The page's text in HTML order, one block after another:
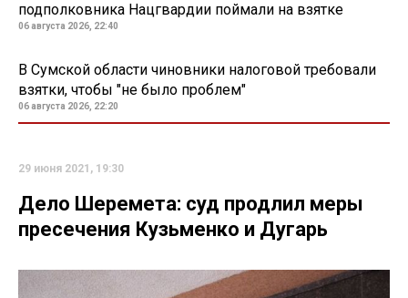
подполковника Нацгвардии поймали на взятке
06 августа 2026, 22:40
В Сумской области чиновники налоговой требовали
взятки, чтобы "не было проблем"
06 августа 2026, 22:20
29 июня 2021, 19:30
Дело Шеремета: суд продлил меры
пресечения Кузьменко и Дугарь